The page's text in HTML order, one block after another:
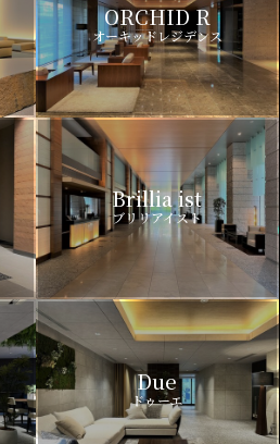
ORCHID R
オーキッドレジデンス
Brillia ist
ブリリアイスト
Due
ドゥーエ